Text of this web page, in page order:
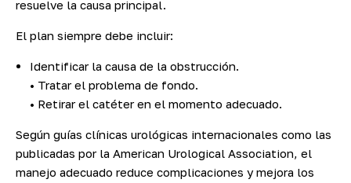
resuelve la causa principal.
El plan siempre debe incluir:
Identificar la causa de la obstrucción.
• Tratar el problema de fondo.
• Retirar el catéter en el momento adecuado.
Según guías clínicas urológicas internacionales como las
publicadas por la American Urological Association, el
manejo adecuado reduce complicaciones y mejora los